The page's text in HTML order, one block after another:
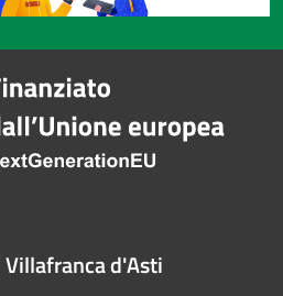
Villafranca d'Asti